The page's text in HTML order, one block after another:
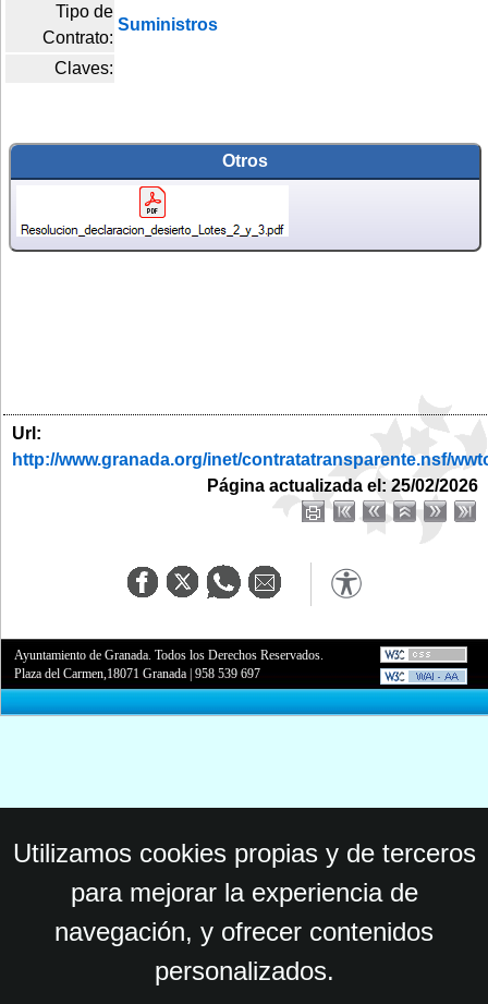
Tipo de
Contrato:
Suministros
Claves:
Otros
Url:
http://www.granada.org/inet/contratatransparente.nsf/
Página actualizada el: 25/02/2026
Ayuntamiento de Granada. Todos los Derechos Reservados.
Plaza del Carmen,18071 Granada |958 539 697
Utilizamos cookies propias y de terceros
para mejorar la experiencia de
navegación, y ofrecer contenidos
personalizados.